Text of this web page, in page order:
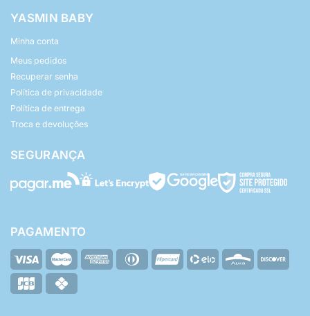
YASMIN BABY
Minha conta
Meus pedidos
Recuperar senha
Política de privacidade
Política de entrega
Troca e devoluções
SEGURANÇA
PAGAMENTO